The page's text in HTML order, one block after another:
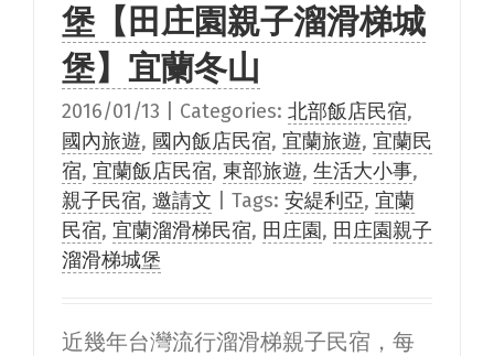
堡【田庄園親子溜滑梯城
堡】宜蘭冬山
2016/01/13 Categories: 北部飯店民宿,
國內旅遊, 國內飯店民宿, 宜蘭旅遊, 宜蘭民
宿, 宜蘭飯店民宿, 東部旅遊, 生活大小事,
親子民宿, 邀請文 Tags: 安緹利亞, 宜蘭
民宿, 宜蘭溜滑梯民宿, 田庄園, 田庄園親子
溜滑梯城堡
近幾年台灣流行溜滑梯親子民宿，每